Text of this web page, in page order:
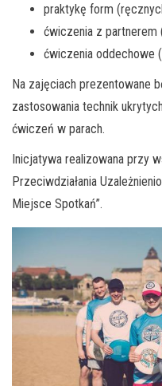
praktykę form
ćwiczenia z partnerem
ćwiczenia oddechowe
Na zajęciach prezentowane
zastosowania technik
ćwiczeń w parach.
Inicjatywa realizowana przy
Przeciwdziałania
Miejsce Spotkań”.